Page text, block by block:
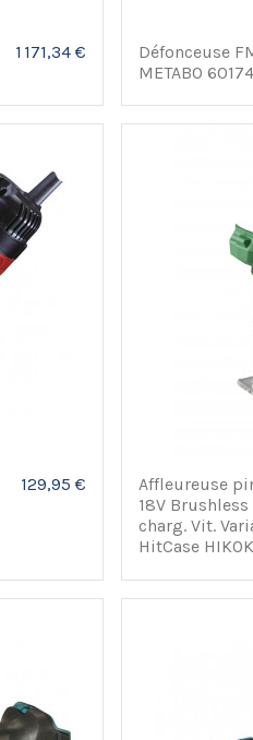
1 171,34 €
Défonceuse
METABO
129,95 €
Affleureuse
18V
charg. Vit.
HitCase